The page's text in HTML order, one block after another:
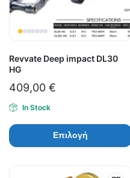
Revvate Deep impact DL30
HG
409,00 €
In Stock
Επιλογή